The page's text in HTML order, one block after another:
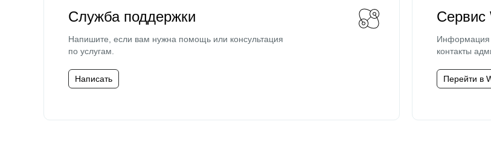
Служба поддержки
Напишите, если вам нужна помощь или консультация
по услугам.
Написать
Сервис
Информация
контакты
Перейти в